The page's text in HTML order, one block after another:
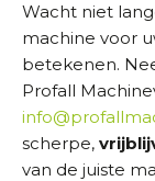
Wacht niet
machine voor
betekenen.
Profall
scherpe,
van de juiste